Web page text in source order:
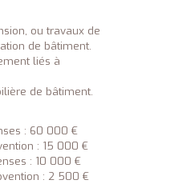
ou travaux de
de bâtiment.
liés à
de bâtiment.
: 60 000 €
: 15 000 €
: 10 000 €
: 2 500 €